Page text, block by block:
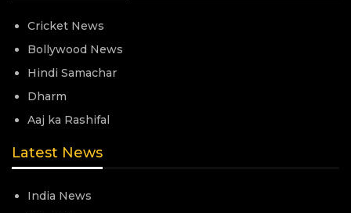
Cricket News
Bollywood News
Hindi Samachar
Dharm
Aaj ka Rashifal
Latest News
India News